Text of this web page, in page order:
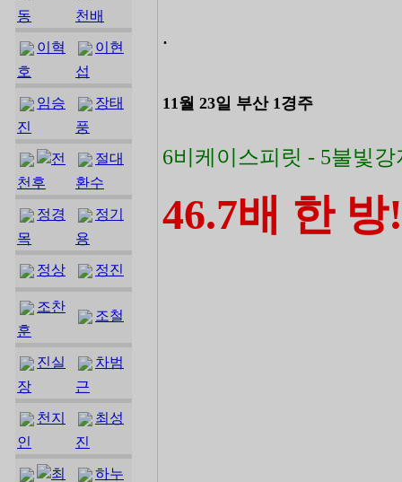
동
천배
이혁
호
이현
섭
임승
진
장태
풍
전
천후
절대
환수
정경
목
정기
용
정상 정진
조찬
훈
조철
진실
장
차범
근
천지
인
최성
진
최
하누
.
11월 23일 부산 1경주
6비케이스피릿 - 5불빛강
46.7배 한 방!